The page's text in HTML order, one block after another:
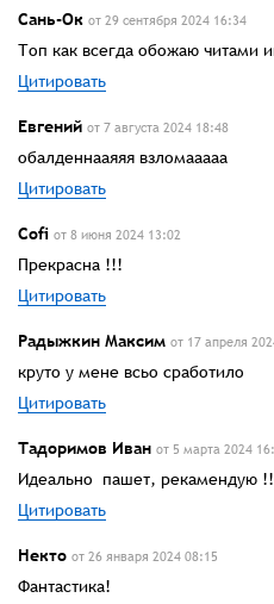
Сань-Ок от 29 сентября 2024 16:34
Топ как всегда обожаю читами
Цитировать
Евгений от 7 августа 2024 18:48
обалденнааяяя взломааааа
Цитировать
Cofi от 8 июня 2024 13:02
Прекрасна !!!
Цитировать
Радыжкин Максим от 17 апреля
круто у мене всьо сработило
Цитировать
Тадоримов Иван от 5 марта 2024
Идеально пашет, рекамендую
Цитировать
Некто от 26 января 2024 08:15
Фантастика!